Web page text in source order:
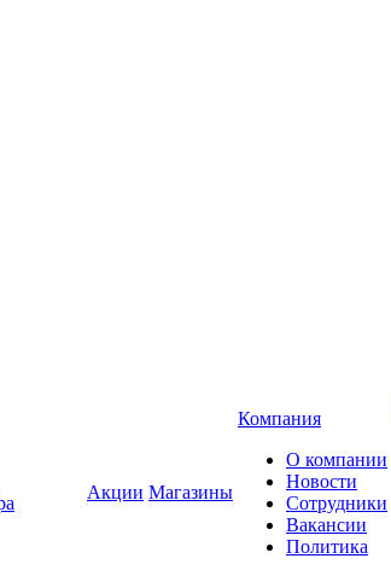
Акции Магазины
Компания
О компании
Новости
Сотрудники
Вакансии
Политика